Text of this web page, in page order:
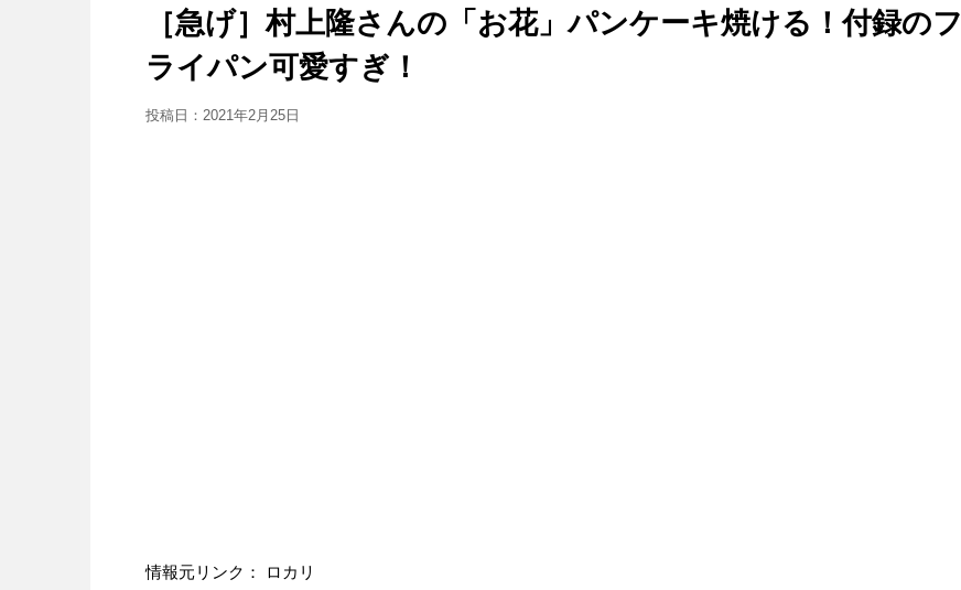
［急げ］村上隆さんの「お花」パンケーキ焼ける！付録のフ
ライパン可愛すぎ！
投稿日： 2021年2月25日
情報元リンク： ロカリ